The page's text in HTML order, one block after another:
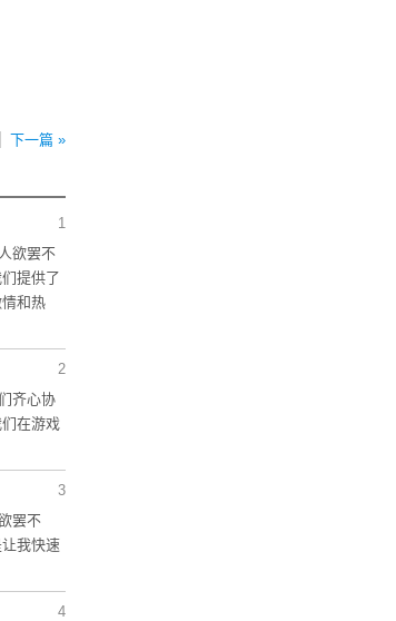
下一篇 »
1
欲罢不
提供了
和热
2
齐心协
在游戏
3
罢不
我快速
4